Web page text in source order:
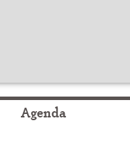
Agenda